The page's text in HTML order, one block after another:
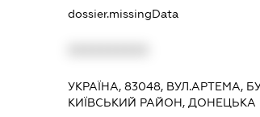
dossier.missingData
УКРАЇНА, 83048, ВУЛ.АРТЕМА,
КИЇВСЬКИЙ РАЙОН, ДОНЕЦЬКА